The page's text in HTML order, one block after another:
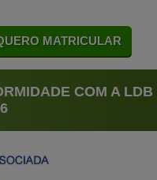
MATRICULAR
COM A LDB